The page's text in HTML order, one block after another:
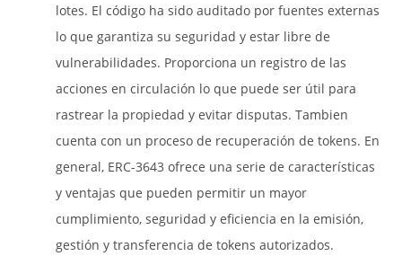
lotes. El código ha sido auditado por fuentes externas
lo que garantiza su seguridad y estar libre de
vulnerabilidades. Proporciona un registro de las
acciones en circulación lo que puede ser útil para
rastrear la propiedad y evitar disputas. Tambien
cuenta con un proceso de recuperación de tokens. En
general, ERC-3643 ofrece una serie de características
y ventajas que pueden permitir un mayor
cumplimiento, seguridad y eficiencia en la emisión,
gestión y transferencia de tokens autorizados.